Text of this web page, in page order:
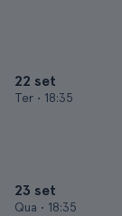
22 set
Ter • 18:35
23 set
Qua • 18:35